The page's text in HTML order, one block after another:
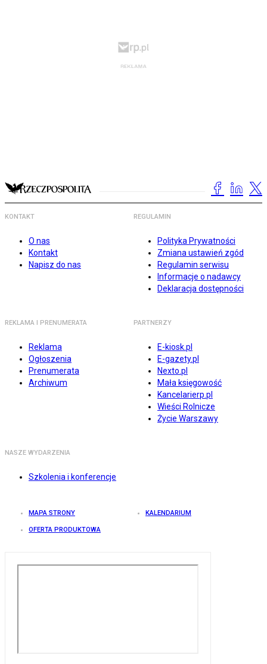
KONTAKT
O nas
Kontakt
Napisz do nas
REGULAMIN
Polityka Prywatności
Zmiana ustawień zgód
Regulamin serwisu
Informacje o nadawcy
Deklaracja dostępności
REKLAMA I PRENUMERATA
Reklama
Ogłoszenia
Prenumerata
Archiwum
PARTNERZY
E-kiosk.pl
E-gazety.pl
Nexto.pl
Mała księgowość
Kancelarierp.pl
Wieści Rolnicze
Życie Warszawy
NASZE WYDARZENIA
Szkolenia i konferencje
MAPA STRONY KALENDARIUM
OFERTA PRODUKTOWA